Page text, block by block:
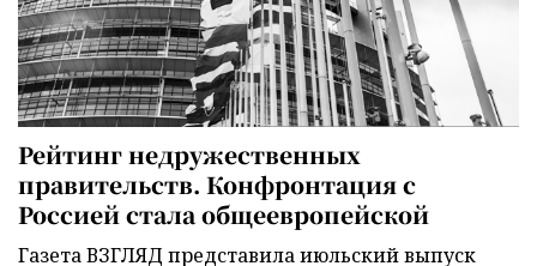
Рейтинг недружественных
правительств. Конфронтация с
Россией стала общеевропейской
Газета ВЗГЛЯД представила июльский выпуск